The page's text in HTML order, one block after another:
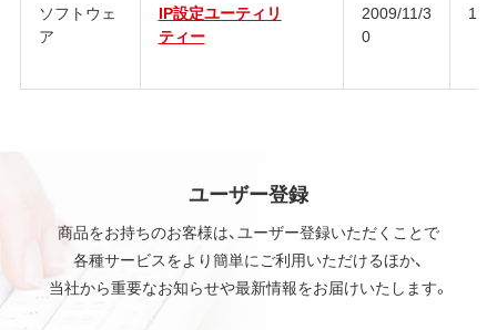
ソフトウェ
ア
IP設定ユーティリ
ティー
2009/11/3
0
ユーザー登録
商品をお持ちのお客様は、ユーザー登録いただくことで
各種サービスをより簡単にご利用いただけるほか、
当社から重要なお知らせや最新情報をお届けいたします。